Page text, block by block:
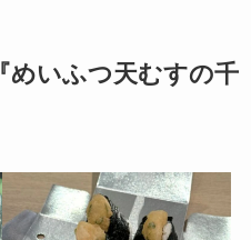
めいふつ天むすの千